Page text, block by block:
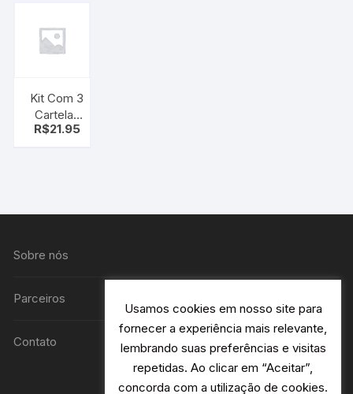
Kit Com 3
Cartelas
Tatuagen
R$21.95
Sobre nós
Parceiros
Contato
Usamos cookies em nosso site para
fornecer a experiência mais relevante,
lembrando suas preferências e visitas
repetidas. Ao clicar em “Aceitar”,
concorda com a utilização de cookies.